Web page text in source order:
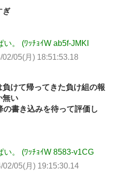
ぎ
。 (ﾜｯﾁｮｲW ab5f-JMKI
02/05(月) 18:51:53.18
けて帰ってきた負け組の報
無い
書き込みを待って評価し
。 (ﾜｯﾁｮｲW 8583-v1CG
02/05(月) 19:15:30.14